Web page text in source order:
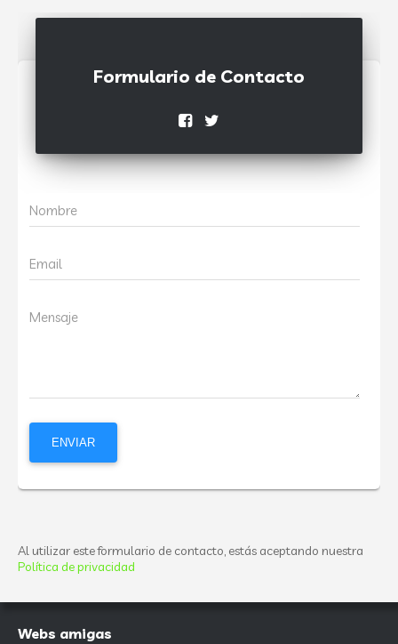
Formulario de Contacto
Nombre
Email
Mensaje
Al utilizar este formulario de contacto, estás aceptando nuestra
Política de privacidad
Webs amigas